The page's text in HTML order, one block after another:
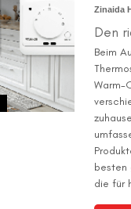
Zinaida
Den
Beim
Warm-
besten
die für